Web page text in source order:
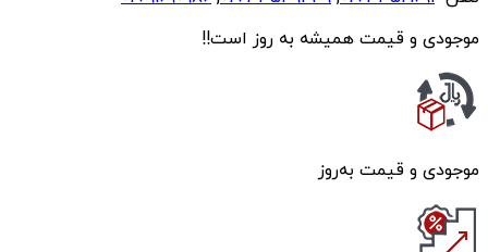
موجودی و قیمت همیشه به روز است!!
موجودی و قیمت به‌روز